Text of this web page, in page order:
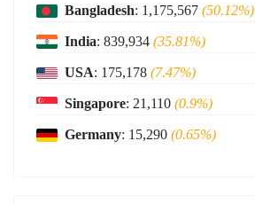
Bangladesh: 1,175,567(50.12%)
India: 839,934(35.81%)
USA: 175,178(7.47%)
Singapore: 21,110(0.9%)
Germany: 15,290(0.65%)